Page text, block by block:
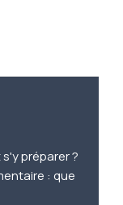
préparer ?
: que